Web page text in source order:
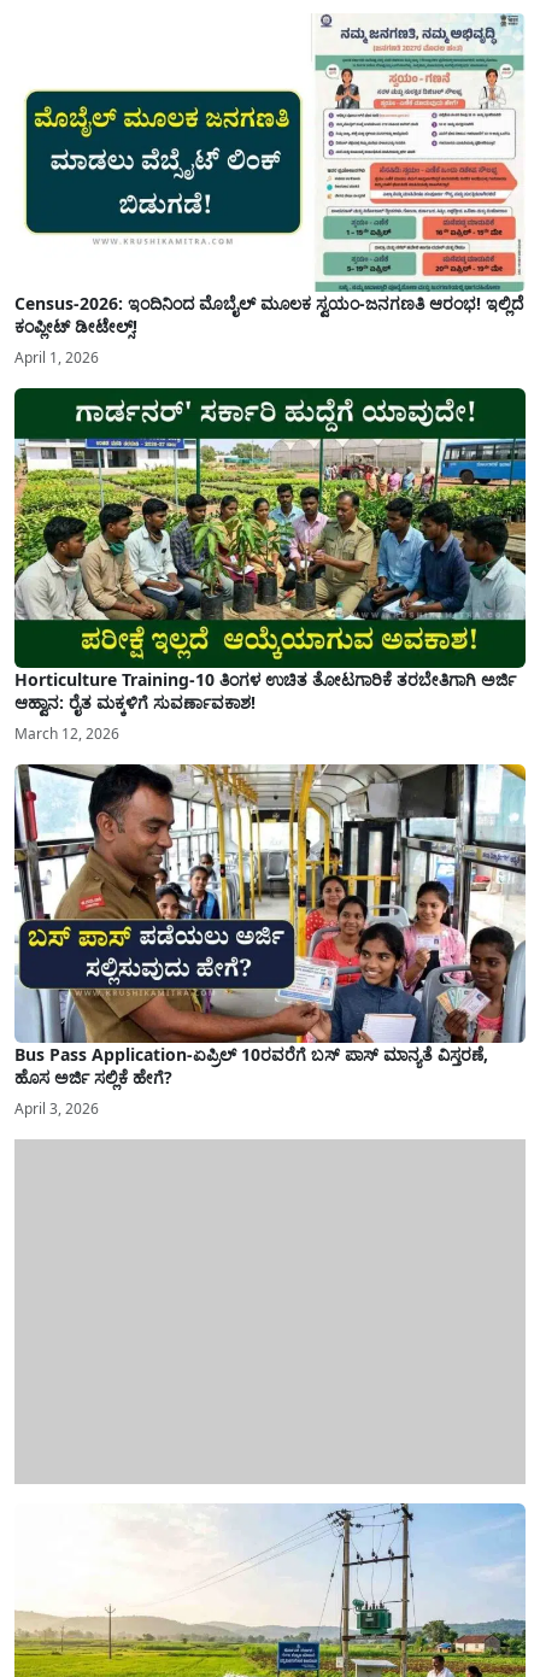
Census-2026: ಇಂದಿನಿಂದ ಮೊಬೈಲ್ ಮೂಲಕ ಸ್ವಯಂ-ಜನಗಣತಿ ಆರಂಭ! ಇಲ್ಲಿದೆ
ಕಂಪ್ಲೀಟ್ ಡೀಟೇಲ್ಸ್!
April 1, 2026
Horticulture Training-10 ತಿಂಗಳ ಉಚಿತ ತೋಟಗಾರಿಕೆ ತರಬೇತಿಗಾಗಿ ಅರ್ಜಿ
ಆಹ್ವಾನ: ರೈತ ಮಕ್ಕಳಿಗೆ ಸುವರ್ಣಾವಕಾಶ!
March 12, 2026
Bus Pass Application-ಏಪ್ರಿಲ್ 10ರವರೆಗೆ ಬಸ್ ಪಾಸ್ ಮಾನ್ಯತೆ ವಿಸ್ತರಣೆ,
ಹೊಸ ಅರ್ಜಿ ಸಲ್ಲಿಕೆ ಹೇಗೆ?
April 3, 2026